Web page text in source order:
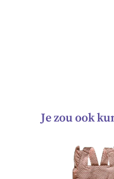
Je zou ook
prijs
was:
€ 29.99.
prijs
is:
€